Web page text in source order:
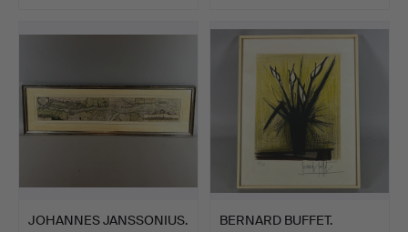
JOHANNES JANSSONIUS.
BERNARD BUFFET.